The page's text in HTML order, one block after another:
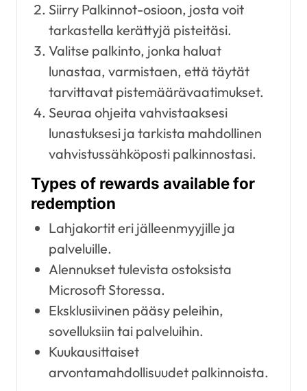
Siirry Palkinnot-osioon, josta voit
tarkastella kerättyjä pisteitäsi.
Valitse palkinto, jonka haluat
lunastaa, varmistaen, että täytät
tarvittavat pistemäärävaatimukset.
Seuraa ohjeita vahvistaaksesi
lunastuksesi ja tarkista mahdollinen
vahvistussähköposti palkinnostasi.
Types of rewards available for
redemption
Lahjakortit eri jälleenmyyjille ja
palveluille.
Alennukset tulevista ostoksista
Microsoft Storessa.
Eksklusiivinen pääsy peleihin,
sovelluksiin tai palveluihin.
Kuukausittaiset
arvontamahdollisuudet palkinnoista.